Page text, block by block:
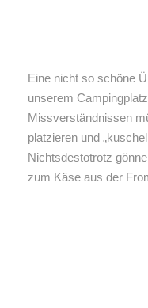
Eine nicht so schöne
unserem
Missverständnissen
platzieren und
Nichtsdestotrotz
zum Käse aus der